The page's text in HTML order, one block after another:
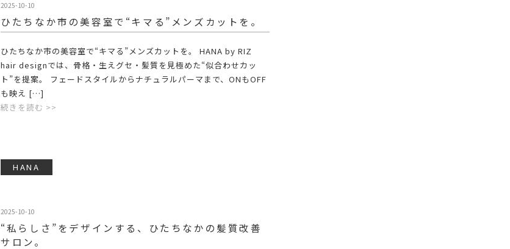
2025-10-10
ひたちなか市の美容室で“キマる”メンズカットを。
ひたちなか市の美容室で“キマる”メンズカットを。 HANA by RIZ
hair designでは、骨格・生えグセ・髪質を見極めた“似合わせカッ
ト”を提案。 フェードスタイルからナチュラルパーマまで、ONもOFF
も映え […]
続きを読む >>
HANA
2025-10-10
“私らしさ”をデザインする、ひたちなかの髪質改善
サロン。